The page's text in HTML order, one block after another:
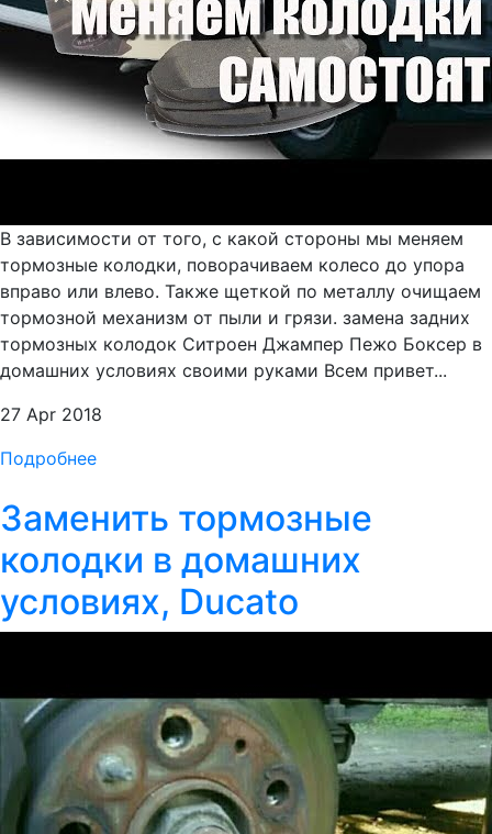
В зависимости от того, с какой стороны мы меняем
тормозные колодки, поворачиваем колесо до упора
вправо или влево. Также щеткой по металлу очищаем
тормозной механизм от пыли и грязи. замена задних
тормозных колодок Ситроен Джампер Пежо Боксер в
домашних условиях своими руками Всем привет...
27 Apr 2018
Подробнее
Заменить тормозные
колодки в домашних
условиях, Ducato